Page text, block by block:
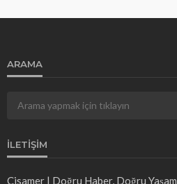
ARAMA
İLETIŞIM
Cisamer | Doğru Haber, Doğru Yaşam